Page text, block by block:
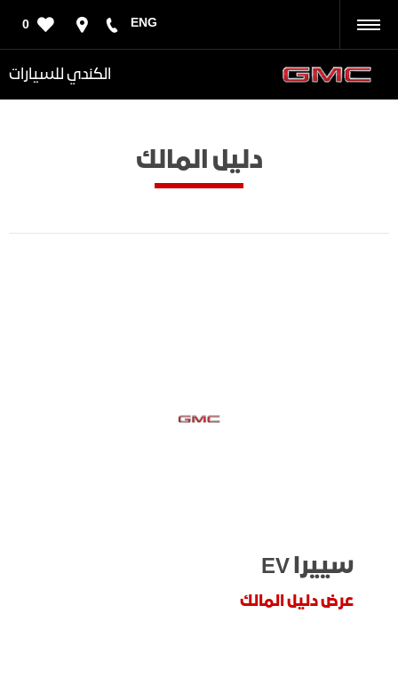
ENG
0
الكندي للسيارات
دليل المالك
سييرا EV
عرض دليل المالك